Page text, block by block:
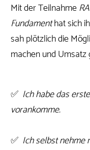
Mit der Teilnahme
Fundamenthat sich
sah plötzlich die
machen und Umsatz
✅ Ich habe das
vorankomme.
✅ Ich selbst nehme